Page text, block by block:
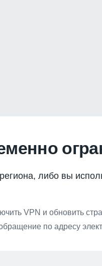
либо вы
VPN и обновить
по адресу